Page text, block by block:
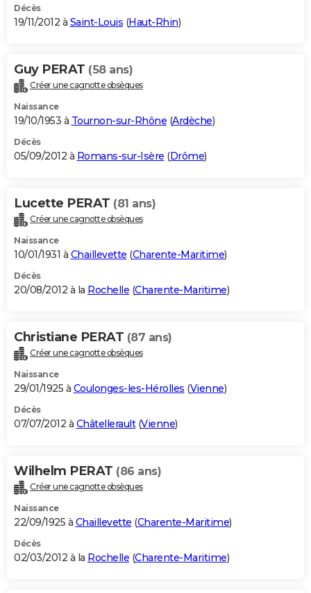
Décès
19/11/2012 à Saint-Louis (Haut-Rhin)
Guy PERAT (58 ans)
Créer une cagnotte obsèques
Naissance
19/10/1953 à Tournon-sur-Rhône (Ardèche)
Décès
05/09/2012 à Romans-sur-Isère (Drôme)
Lucette PERAT (81 ans)
Créer une cagnotte obsèques
Naissance
10/01/1931 à Chaillevette (Charente-Maritime)
Décès
20/08/2012 à la Rochelle (Charente-Maritime)
Christiane PERAT (87 ans)
Créer une cagnotte obsèques
Naissance
29/01/1925 à Coulonges-les-Hérolles (Vienne)
Décès
07/07/2012 à Châtellerault(Vienne)
Wilhelm PERAT (86 ans)
Créer une cagnotte obsèques
Naissance
22/09/1925 à Chaillevette (Charente-Maritime)
Décès
02/03/2012 à la Rochelle (Charente-Maritime)